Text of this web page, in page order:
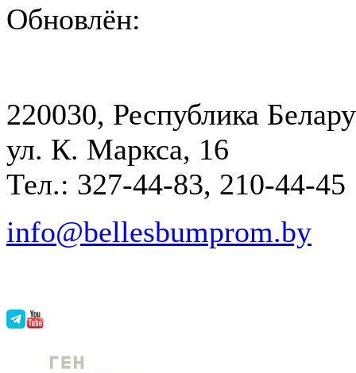
Обновлён:
220030, Республика
ул. К. Маркса, 16
Тел.: 327-44-83, 210-44-45
info@bellesbumprom.by